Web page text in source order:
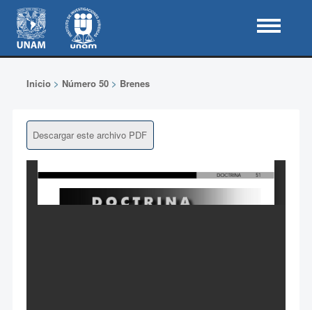
Inicio> Número 50> Brenes
Descargar este archivo PDF